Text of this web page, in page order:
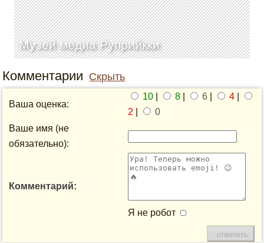
Музей медиа Руприйкки
Комментарии Скрыть
Ваша оценка:
10 8 6 4
2
0
Ваше имя (не
обязательно):
Комментарий:
Я не робот